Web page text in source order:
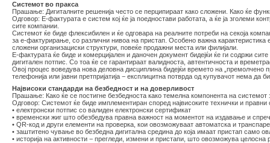
Системот во пракса
Прашање: Дигиталните решенија често се перципираат како сложени. Како ќе
Одговор: Е-фактурата е систем кој ќе ја поедностави работата, а ќе ја зголеми
сите компании.
Системот ќе биде флексибилен и ќе одговара на реалните потреби на секоја
за е-фактурирање, со различни нивоа на пристап. Особено важна
сложени организациски структури, повеќе продажни места или филијали.
Е-фактурата ќе биде и комерцијален и даночен документ бидејќи ќе ги содржи
дигитален потпис. Со тоа ќе се гарантираат валидноста, автентичноста и
Овој процес воведува нова деловна дисциплина бидејќи времето на
телефонија или јавни претпријатија − експлицитна потврда од купувачот нема да
Највисоки стандарди на безбедност и на доверливост
Прашање: Како ќе се постигне безбедноста како темелна компонента на
Одговор: Системот ќе биде имплементиран според највисоките технички и
• електронски потпис со валиден електронски сертификат
• временски жиг што обезбедува правна важност на моментот на издавање и
• QR-код и други елементи на проверка, кои овозможуваат автоматска и
• заштитено чување во безбедна дигитална средина до која имаат пристап само
• историја на активности − прегледи, измени и пристапи, што овозможува целосна